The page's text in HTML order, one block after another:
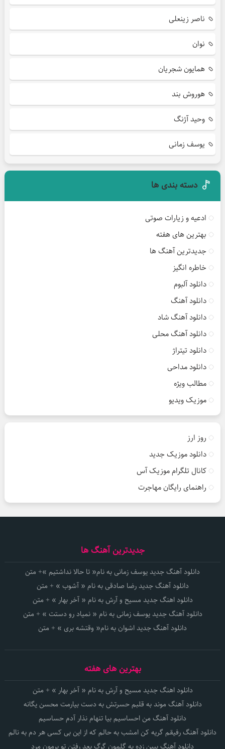
ناصر زینعلی
نوان
همایون شجریان
هوروش بند
وحید آژنگ
یوسف زمانی
دسته بندی ها
ادعیه و زیارات صوتی
بهترین های هفته
جدیدترین آهنگ ها
خاطره انگیز
دانلود آلبوم
دانلود آهنگ
دانلود آهنگ شاد
دانلود آهنگ محلی
دانلود تیتراژ
دانلود مداحی
مطالب ویژه
موزیک ویدیو
روز ارز
دانلود موزیک جدید
کانال تلگرام موزیک آس
راهنمای رایگان مهاجرت
جدیدترین آهنگ ها
دانلود آهنگ جدید یوسف زمانی به نام« تا حالا نداشتیم »+ متن
دانلود آهنگ جدید رضا صادقی به نام « آشوب » + متن
دانلود اهنگ جدید مسیح و آرش به نام « آخر بهار » + متن
دانلود آهنگ جدید یوسف زمانی به نام « نمیاد رو دستت » + متن
دانلود آهنگ جدید اشوان به نام« وقتشه بری » + متن
بهترین های هفته
دانلود اهنگ جدید مسیح و آرش به نام « آخر بهار » + متن
دانلود آهنگ موند به قلبم حسرتش به دست بیارمت محسن یگانه
دانلود آهنگ من احساسیم بیا تنهام نذار آدم حساسیم
دانلود آهنگ رفیقم گریه کن امشب به حالم که از این بی کسی هر دم به نالم
دانلود آهنگ ببین زده به گلمون گرگ بعد رفتن تو برمون مرد